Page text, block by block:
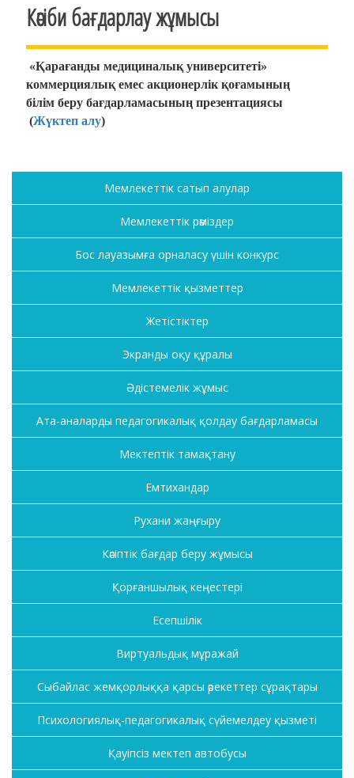
Кәсіби бағдарлау жұмысы
«Қарағанды медициналық университеті»
коммерциялық емес акционерлік қоғамының
білім беру бағдарламасының презентациясы
(Жүктеп алу)
Мемлекеттік сатып алулар
Мемлекеттік рәміздер
Бос лауазымға орналасу үшін конкурс
Мемлекеттік қызметтер
Жетістіктер
Экранды оқу құралы
Әдістемелік жұмыс
Ата-аналарды педагогикалық қолдау бағдарламасы
Мектептік тамақтану
Емтихандар
Рухани жаңғыру
Кәсіптік бағдар беру жұмысы
Қорғаншылық кеңестері
Есепшілік
Виртуальдық мұражай
Сыбайлас жемқорлыққа қарсы әрекеттер сұрақтары
Психологиялық-педагогикалық сүйемелдеу қызметі
Қауіпсіз мектеп автобусы